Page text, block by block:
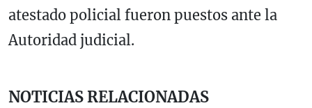
atestado policial fueron puestos ante la
Autoridad judicial.
NOTICIAS RELACIONADAS